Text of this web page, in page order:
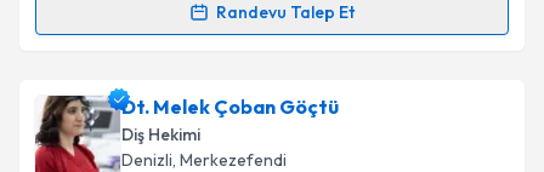
Randevu Talep Et
Randevu Takvimi Talebi
Dt. Şule Özçelik için randevu takvimi talebi oluşturun.
Size bu uzmandan randevu almanız için bir takvim
hazırlandığında e-posta ile bilgilendireceğiz.
Dt. Melek Çoban Göçtü
Diş Hekimi
Denizli, Merkezefendi